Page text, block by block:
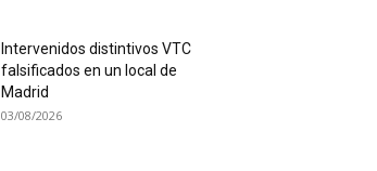
Intervenidos distintivos VTC
falsificados en un local de
Madrid
03/08/2026